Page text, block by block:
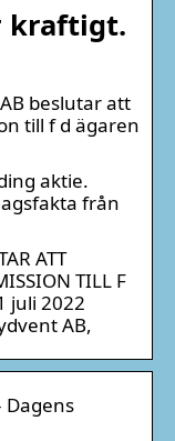
kraftigt.
beslutar att
till f d ägaren
aktie.
från
ATT
TILL F
juli 2022
AB,
Dagens